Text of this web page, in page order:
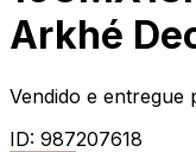
Arkhé
Vendido e entregue
ID: 987207618